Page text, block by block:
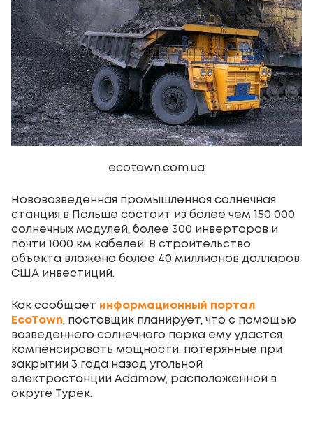
ecotown.com.ua
Нововозведенная промышленная солнечная
станция в Польше состоит из более чем 150 000
солнечных модулей, более 300 инверторов и
почти 1000 км кабелей. В строительство
объекта вложено более 40 миллионов долларов
США инвестиций.
Как сообщает информационный портал
EcoTown, поставщик планирует, что с помощью
возведенного солнечного парка ему удастся
компенсировать мощности, потерянные при
закрытии 3 года назад угольной
электростанции Adamow, расположенной в
округе Турек.